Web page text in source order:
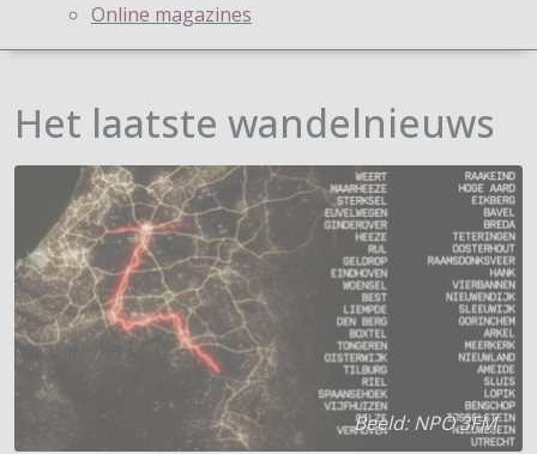
Online magazines
Het laatste wandelnieuws
Beeld: NPO 3FM